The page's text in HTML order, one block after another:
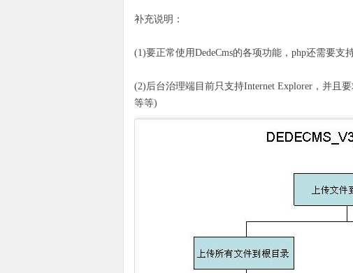
补充说明：
(1)要正常使用DedeCms的各项功能，php还需要支
(2)后台治理端目前只支持Internet Explorer，并且
等等)